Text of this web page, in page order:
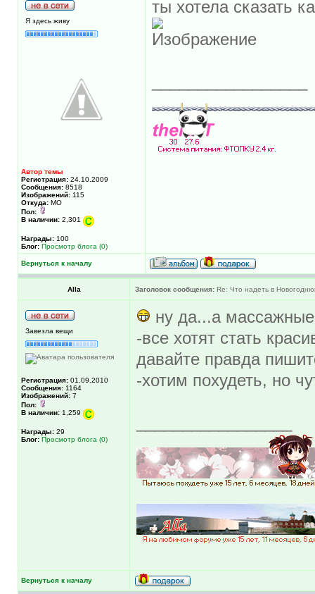
Я здесь живу
Автор темы
Регистрация: 24.10.2009
Сообщения: 8518
Изображений: 115
Откуда: МО
Пол:
В наличии: 2,301
Награды: 100
Блог: Просмотр блога (0)
ты хотела сказать
Вернуться к началу
Alla Заголовок сообщения: Re: Что надеть в
Завезла вещи
Регистрация: 01.09.2010
Сообщения: 1164
Изображений: 7
Пол:
В наличии: 1,259
Награды: 29
Блог: Просмотр блога (0)
ну да...а
-все хотят стать
давайте правда
-хотим похудеть, но
Вернуться к началу